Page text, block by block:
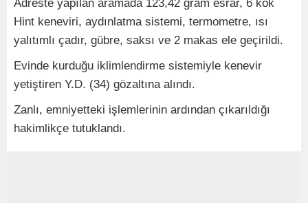
Adreste yapılan aramada 123,42 gram esrar, 6 kök
Hint keneviri, aydınlatma sistemi, termometre, ısı
yalıtımlı çadır, gübre, saksı ve 2 makas ele geçirildi.
Evinde kurduğu iklimlendirme sistemiyle kenevir
yetiştiren Y.D. (34) gözaltına alındı.
Zanlı, emniyetteki işlemlerinin ardından çıkarıldığı
hakimlikçe tutuklandı.